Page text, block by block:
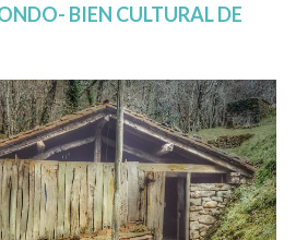
BIEN CULTURAL DE